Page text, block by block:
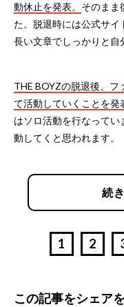
動休止を発表。 そのまま
た。脱退時には公式サ
長い文章でしっかりと自
THE BOYZの脱退後、フ
て活動していくことを発
はソロ活動を行なって
動してくと思われます。
続
1 2
この記事をシェア